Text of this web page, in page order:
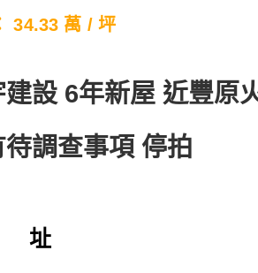
34.33 萬 / 坪
建設 6年新屋 近豐原
待調查事項 停拍
址